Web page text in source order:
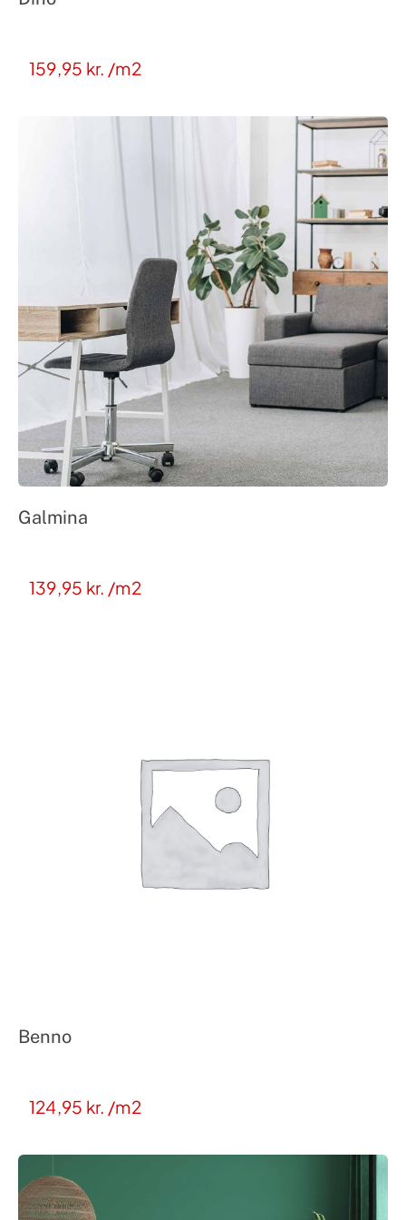
159,95 kr. /m2
Galmina
139,95 kr. /m2
Benno
124,95 kr. /m2